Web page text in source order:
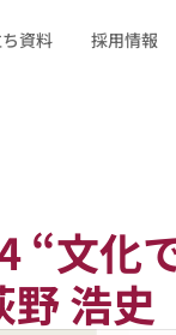
“文化
野 浩史
資料 採用情報